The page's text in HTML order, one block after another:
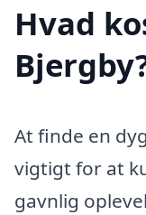
Hvad
At finde en
vigtigt for at
gavnlig